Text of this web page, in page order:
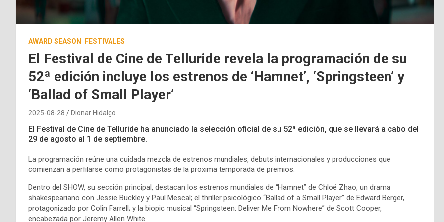
AWARD SEASON FESTIVALES
El Festival de Cine de Telluride revela la programación de su
52ª edición incluye los estrenos de ‘Hamnet’, ‘Springsteen’ y
‘Ballad of Small Player’
2025-08-28 Dionar Hidalgo
El Festival de Cine de Telluride ha anunciado la selección oficial de su 52ª edición, que se llevará a cabo del
29 de agosto al 1 de septiembre.
La programación reúne una cuidada mezcla de estrenos mundiales, debuts internacionales y producciones que
comienzan a perfilarse como protagonistas de la próxima temporada de premios.
Dentro del SHOW, su sección principal, destacan los estrenos mundiales de “Hamnet” de Chloé Zhao, un drama
shakespeariano con Jessie Buckley y Paul Mescal; el thriller psicológico “Ballad of a Small Player” de Edward Berger,
protagonizado por Colin Farrell; y la biopic musical “Springsteen: Deliver Me From Nowhere” de Scott Cooper,
encabezada por Jeremy Allen White.